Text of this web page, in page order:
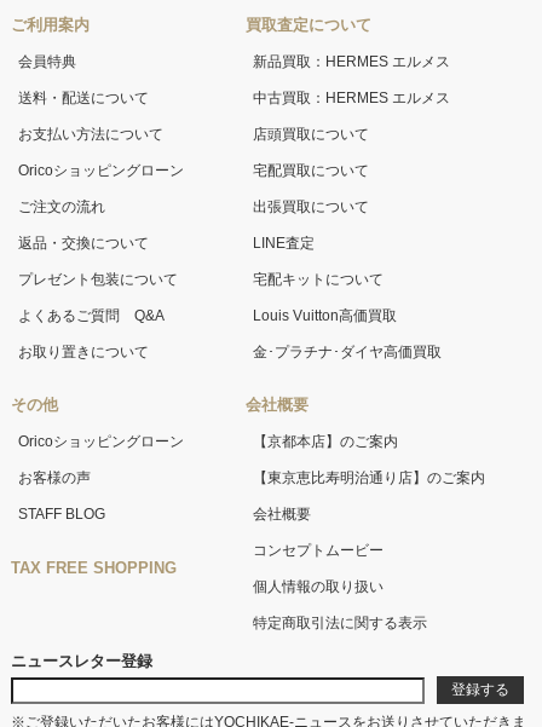
ご利用案内
会員特典
送料・配送について
お支払い方法について
Oricoショッピングローン
ご注文の流れ
返品・交換について
プレゼント包装について
よくあるご質問 Q&A
お取り置きについて
その他
Oricoショッピングローン
お客様の声
STAFF BLOG
TAX FREE SHOPPING
買取査定について
新品買取：HERMES エルメス
中古買取：HERMES エルメス
店頭買取について
宅配買取について
出張買取について
LINE査定
宅配キットについて
Louis Vuitton高価買取
金･プラチナ･ダイヤ高価買取
会社概要
【京都本店】のご案内
【東京恵比寿明治通り店】のご案内
会社概要
コンセプトムービー
個人情報の取り扱い
特定商取引法に関する表示
ニュースレター登録
※ご登録いただいたお客様にはYOCHIKAE-ニュースをお送りさせていただきま